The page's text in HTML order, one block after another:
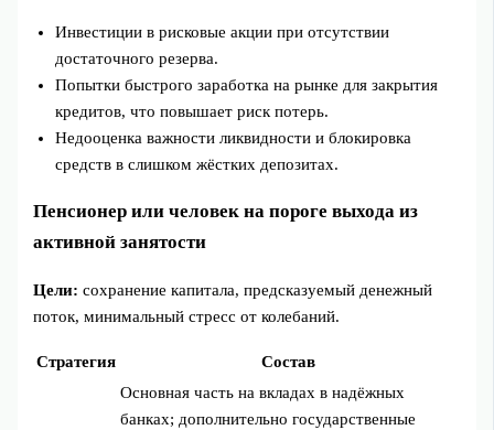
Инвестиции в рисковые акции при отсутствии
достаточного резерва.
Попытки быстрого заработка на рынке для закрытия
кредитов, что повышает риск потерь.
Недооценка важности ликвидности и блокировка
средств в слишком жёстких депозитах.
Пенсионер или человек на пороге выхода из
активной занятости
Цели: сохранение капитала, предсказуемый денежный
поток, минимальный стресс от колебаний.
Стратегия Состав
Основная часть на вкладах в надёжных
банках; дополнительно государственные